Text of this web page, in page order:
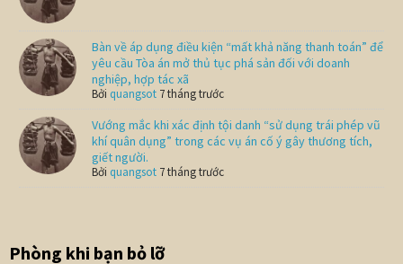
Bàn về áp dụng điều kiện “mất khả năng thanh toán” để
yêu cầu Tòa án mở thủ tục phá sản đối với doanh
nghiệp, hợp tác xã
Bởi quangsot 7 tháng trước
Vướng mắc khi xác định tội danh “sử dụng trái phép vũ
khí quân dụng” trong các vụ án cố ý gây thương tích,
giết người.
Bởi quangsot 7 tháng trước
Phòng khi bạn bỏ lỡ